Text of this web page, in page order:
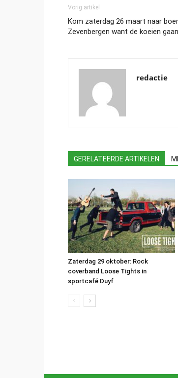
Vorig artikel
Kom zaterdag 26 maart naar
Zevenbergen want de koeien
redactie
GERELATEERDE ARTIKELEN
Zaterdag 29 oktober: Rock
coverband Loose Tights in
sportcafé Duyf